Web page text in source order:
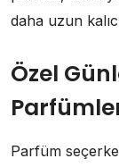
daha uzun
Özel
Parfüm